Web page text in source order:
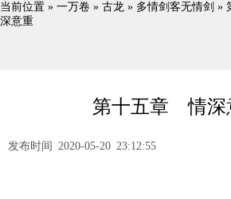
当前位置 » 一万卷 » 古龙 » 多情剑客无情剑 »
深意重
第十五章 情深
发布时间 2020-05-20 23:12:55